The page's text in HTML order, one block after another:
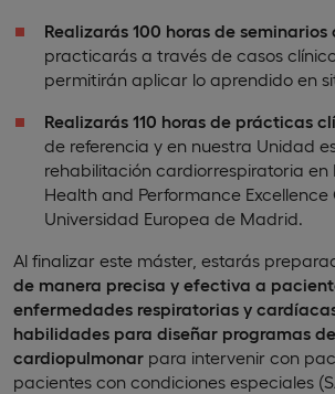
Realizarás 100 horas de seminarios
practicarás a través de casos
permitirán aplicar lo aprendido en
Realizarás 110 horas de prácticas
de referencia y en nuestra Unidad
rehabilitación cardiorrespiratoria en
Health and Performance Excellence
Universidad Europea de Madrid.
Al finalizar este máster, estarás
de manera precisa y efectiva a
enfermedades respiratorias y
habilidades para diseñar programas
cardiopulmonar para intervenir con
pacientes con condiciones especiales